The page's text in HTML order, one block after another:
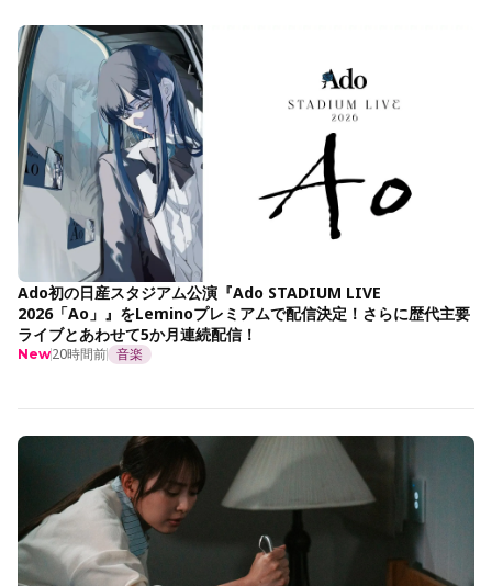
Ado初の日産スタジアム公演『Ado STADIUM LIVE
2026「Ao」』をLeminoプレミアムで配信決定！さらに歴代主要
ライブとあわせて5か月連続配信！
New20時間前 音楽